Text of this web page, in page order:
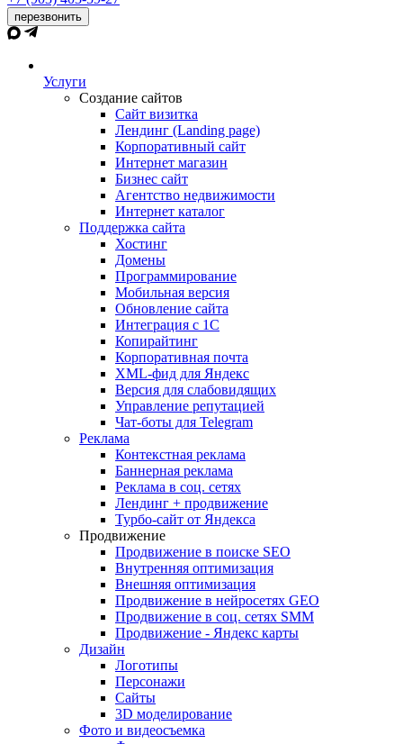
перезвонить
Услуги
Создание сайтов
Сайт визитка
Лендинг (Landing page)
Корпоративный сайт
Интернет магазин
Бизнес сайт
Агентство недвижимости
Интернет каталог
Поддержка сайта
Хостинг
Домены
Программирование
Мобильная версия
Обновление сайта
Интеграция с 1С
Копирайтинг
Корпоративная почта
XML-фид для Яндекс
Версия для слабовидящих
Управление репутацией
Чат-боты для Telegram
Реклама
Контекстная реклама
Баннерная реклама
Реклама в соц. сетях
Лендинг + продвижение
Турбо-сайт от Яндекса
Продвижение
Продвижение в поиске SEO
Внутренняя оптимизация
Внешняя оптимизация
Продвижение в нейросетях GEO
Продвижение в соц. сетях SMM
Продвижение - Яндекс карты
Дизайн
Логотипы
Персонажи
Сайты
3D моделирование
Фото и видеосъемка